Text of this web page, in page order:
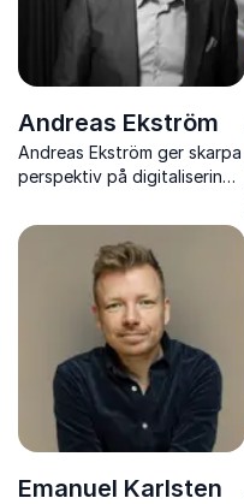
Andreas Ekström
Andreas Ekström ger skarpa
perspektiv på digitalisering,
teknologiska skiften
Emanuel Karlsten